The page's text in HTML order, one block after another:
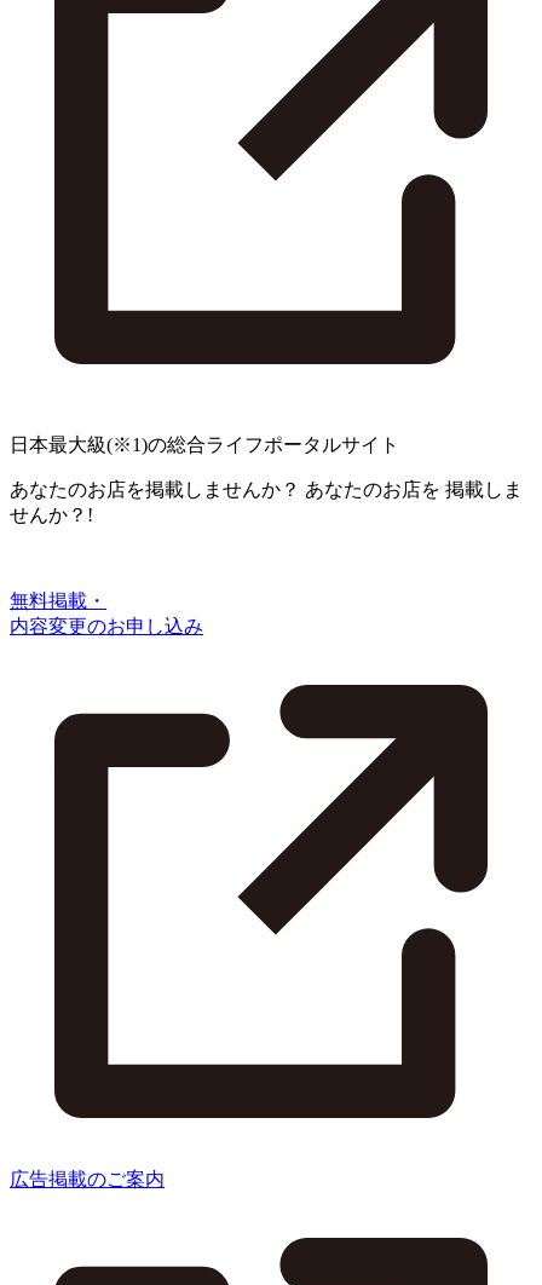
日本最大級(※1)の総合ライフポータルサイト
あなたのお店を掲載しませんか？ あなたのお店を 掲載しま
せんか？!
無料掲載・
内容変更のお申し込み
広告掲載のご案内